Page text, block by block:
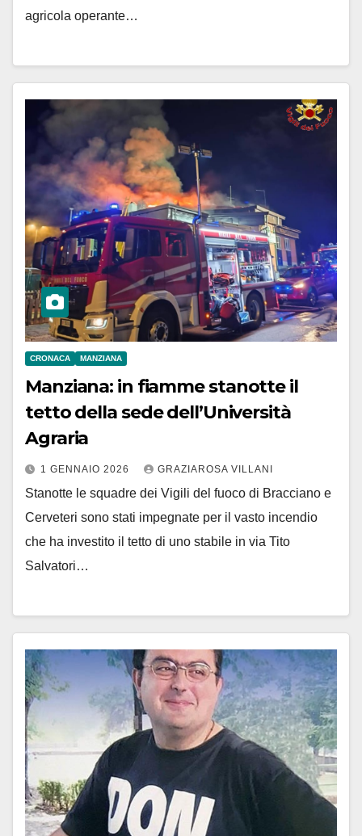
agricola operante…
CRONACA MANZIANA
Manziana: in fiamme stanotte il
tetto della sede dell’Università
Agraria
1 GENNAIO 2026 GRAZIAROSA VILLANI
Stanotte le squadre dei Vigili del fuoco di Bracciano e
Cerveteri sono stati impegnate per il vasto incendio
che ha investito il tetto di uno stabile in via Tito
Salvatori…